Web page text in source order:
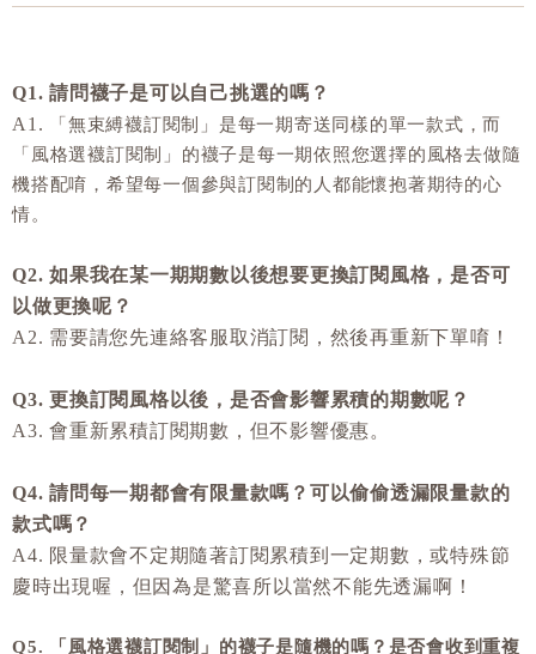
Q1. 請問襪子是可以自己挑選的嗎？
A1.
「無束縛襪訂閱制」是每一期寄送同樣的單一款式，而
「風格選襪訂閱制」的襪子是每一期依照您選擇的風格去做隨
機搭配唷，希望每一個參與訂閱制的人都能懷抱著期待的心
情。
Q2. 如果我在某一期期數以後想要更換訂閱風格，是否可
以做更換呢？
A2. 需要請您先連絡客服取消訂閱，然後再重新下單唷！
Q3. 更換訂閱風格以後，是否會影響累積的期數呢？
A3. 會重新累積訂閱期數，但不影響優惠。
Q4. 請問每一期都會有限量款嗎？可以偷偷透漏限量款的
款式嗎？
A4. 限量款會不定期隨著訂閱累積到一定期數，或特殊節
慶時出現喔，但因為是驚喜所以當然不能先透漏啊！
Q5. 「風格選襪訂閱制」的襪子是隨機的嗎？是否會收到重複